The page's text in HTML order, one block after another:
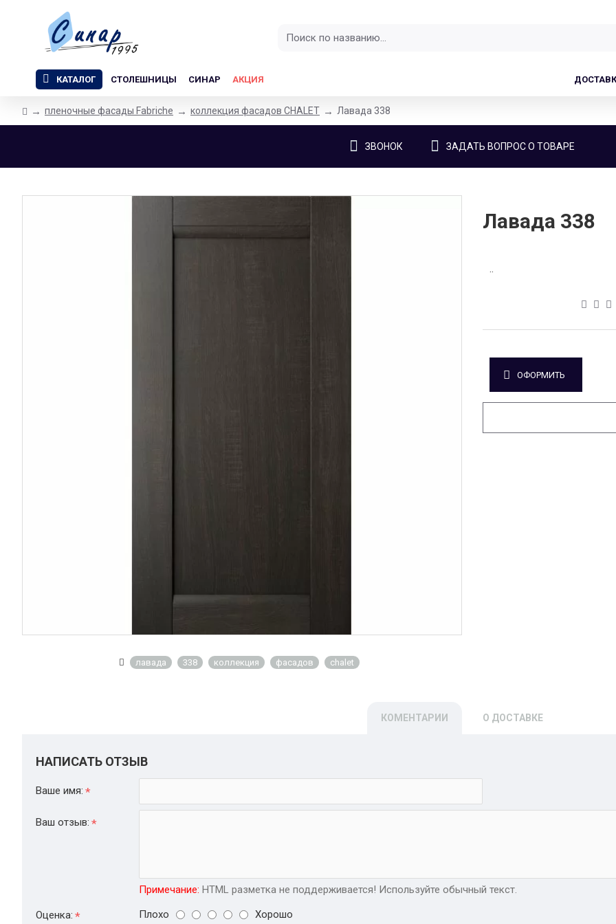
КАТАЛОГ СТОЛЕШНИЦЫ СИНАР АКЦИЯ
пленочные фасады Fabriche коллекция фасадов CHALET Лавада 338
ЗВОНОК ЗАДАТЬ ВОПРОС О ТОВАРЕ
лавада 338 коллекция фасадов chalet
Лавада 338
..
ОФОРМИТЬ
КОМЕНТАРИИ О ДОСТАВКЕ
НАПИСАТЬ ОТЗЫВ
Ваше имя:
Ваш отзыв:
Примечание: HTML разметка не поддерживается! Используйте обычный текст.
Оценка: Плохо Хорошо